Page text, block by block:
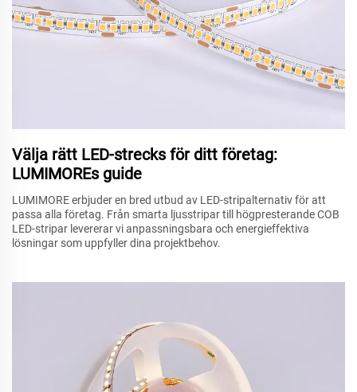
Välja rätt LED-strecks för ditt företag:
LUMIMOREs guide
LUMIMORE erbjuder en bred utbud av LED-stripalternativ för att
passa alla företag. Från smarta ljusstripar till högpresterande COB
LED-stripar levererar vi anpassningsbara och energieffektiva
lösningar som uppfyller dina projektbehov.